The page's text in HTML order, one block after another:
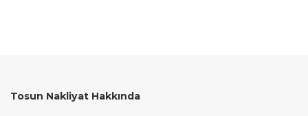
Tosun Nakliyat Hakkında